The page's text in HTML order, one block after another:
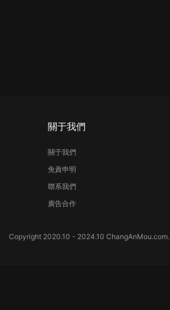
關于我們
關于我們
免責申明
聯系我們
廣告合作
Copyright 2020.10 - 2024.10 ChangAnMou.com.